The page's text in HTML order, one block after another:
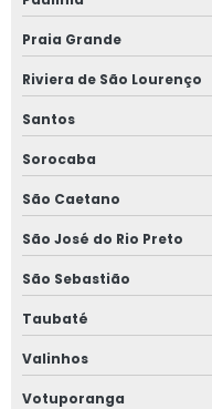
Praia Grande
Riviera de São Lourenço
Santos
Sorocaba
São Caetano
São José do Rio Preto
São Sebastião
Taubaté
Valinhos
Votuporanga